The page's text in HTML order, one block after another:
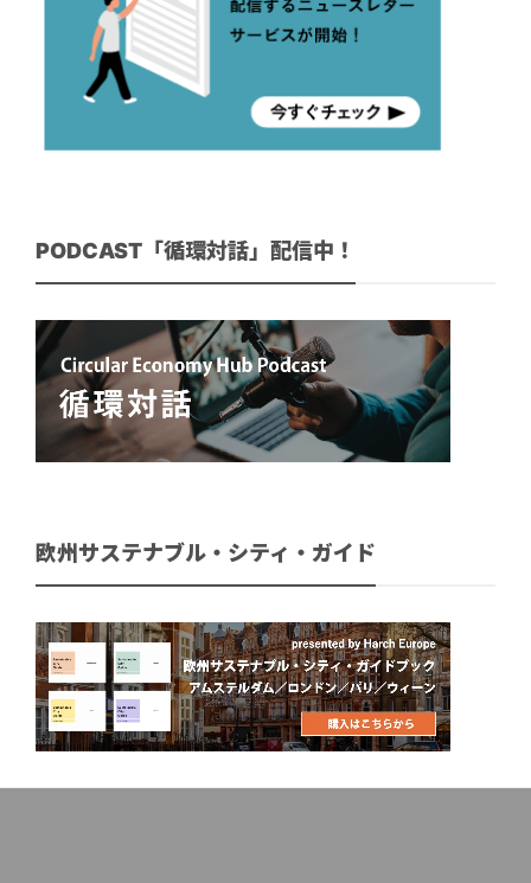
PODCAST「循環対話」配信中！
欧州サステナブル・シティ・ガイド